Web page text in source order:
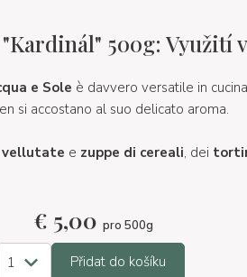
500g: Využití
e Sole è davvero versatile in
si accostano al suo delicato aroma.
vellutate e zuppe di cereali, dei
€ 5,00 pro 500g
Přidat do košíku